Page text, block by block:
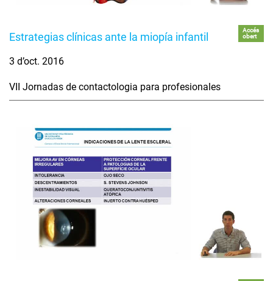
Estrategias clínicas ante la miopía infantil
Accés
obert
3 d’oct. 2016
VII Jornadas de contactologia para profesionales